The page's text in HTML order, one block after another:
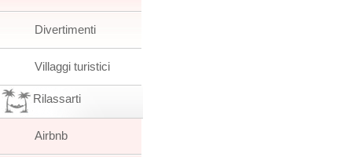
Divertimenti
Villaggi turistici
Rilassarti
Airbnb